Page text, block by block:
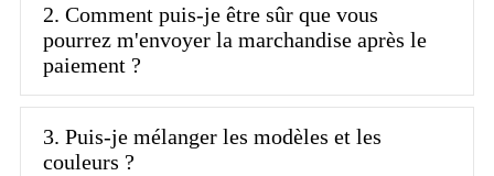
2. Comment puis-je être sûr que vous
pourrez m'envoyer la marchandise après le
paiement ?
3. Puis-je mélanger les modèles et les
couleurs ?